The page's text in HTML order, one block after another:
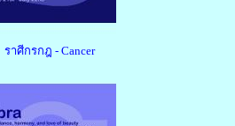
ราศีกรกฎ - Cancer